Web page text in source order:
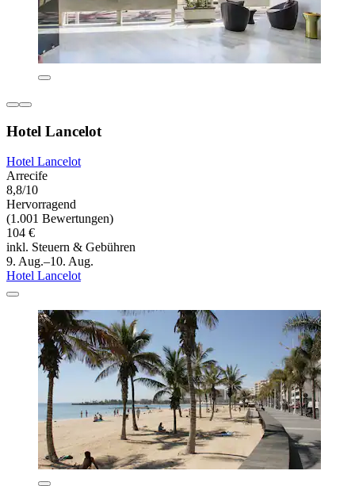
Hotel Lancelot
Hotel Lancelot
Arrecife
8,8/10
Hervorragend
(1.001 Bewertungen)
104 €
inkl. Steuern & Gebühren
9. Aug.–10. Aug.
Hotel Lancelot